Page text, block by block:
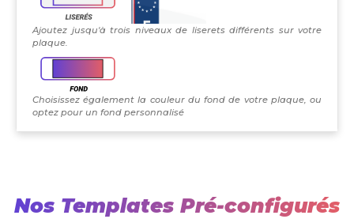
Ajoutez jusqu'à trois niveaux de liserets différents sur votre
plaque.
Choisissez également la couleur du fond de votre plaque, ou
optez pour un fond personnalisé
Nos Templates Pré-configurés